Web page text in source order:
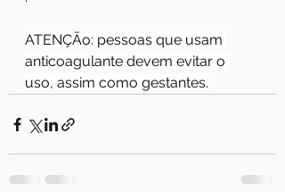
ATENÇÃo: pessoas que usam
anticoagulante devem evitar o
uso, assim como gestantes.